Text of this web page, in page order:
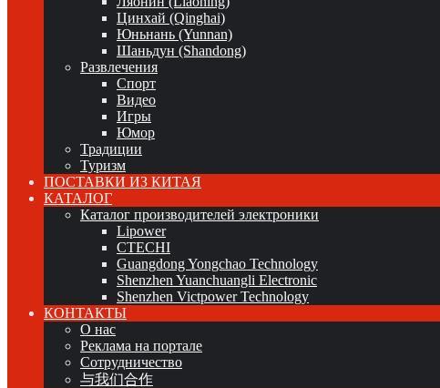
Цинхай (Qinghai)
Юньнань (Yunnan)
Шаньдун (Shandong)
Развлечения
Спорт
Видео
Игры
Юмор
Традиции
Туризм
ПОСТАВКИ ИЗ КИТАЯ
КАТАЛОГ
Каталог производителей электроники
Lipower
CTECHI
Guangdong Yongchao Technology
Shenzhen Yuanchuangli Electronic
Shenzhen Victpower Technology
КОНТАКТЫ
О нас
Реклама на портале
Сотрудничество
与我们合作